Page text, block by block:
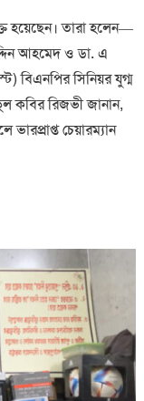
হয়েছেন। তারা হলেন—
আহমেদ ও ডা. এ
বিএনপির সিনিয়র যুগ্ম
কবির রিজভী জানান,
ভারপ্রাপ্ত চেয়ারম্যান